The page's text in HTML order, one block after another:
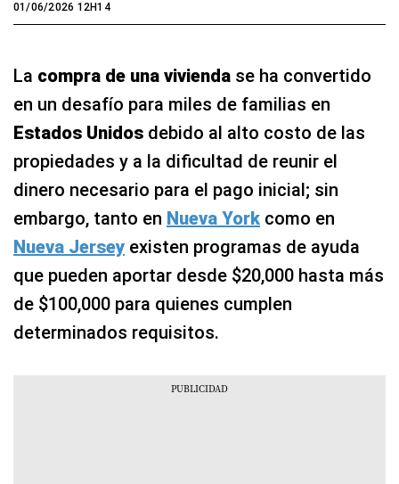
01/06/2026 12H14
La compra de una vivienda se ha convertido
en un desafío para miles de familias en
Estados Unidos debido al alto costo de las
propiedades y a la dificultad de reunir el
dinero necesario para el pago inicial; sin
embargo, tanto en Nueva York como en
Nueva Jersey existen programas de ayuda
que pueden aportar desde $20,000 hasta más
de $100,000 para quienes cumplen
determinados requisitos.